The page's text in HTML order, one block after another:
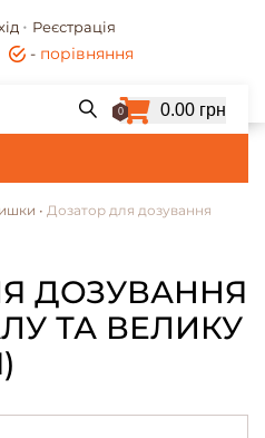
- порівняння
Реєстрація
0 0.00 грн
• Дозатор для дозування
ДОЗУВАННЯ
ТА ВЕЛИКУ